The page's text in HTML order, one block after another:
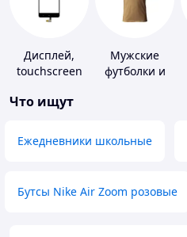
Дисплей,
touchscreen
телефонов
Мужские
футболки и
Что ищут
Ежедневники школьные
Бутсы Nike Air Zoom розовые